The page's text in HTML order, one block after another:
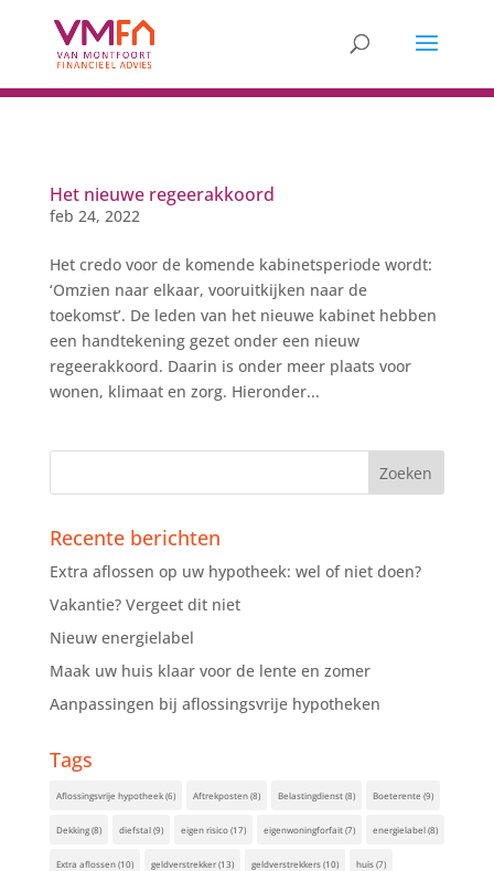
Het nieuwe regeerakkoord
feb 24, 2022
Het credo voor de komende kabinetsperiode wordt:
‘Omzien naar elkaar, vooruitkijken naar de
toekomst’. De leden van het nieuwe kabinet hebben
een handtekening gezet onder een nieuw
regeerakkoord. Daarin is onder meer plaats voor
wonen, klimaat en zorg. Hieronder...
Recente berichten
Extra aflossen op uw hypotheek: wel of niet doen?
Vakantie? Vergeet dit niet
Nieuw energielabel
Maak uw huis klaar voor de lente en zomer
Aanpassingen bij aflossingsvrije hypotheken
Tags
Aflossingsvrije hypotheek(6) Aftrekposten(8) Belastingdienst(8) Boeterente (9)
Dekking(8) diefstal(9) eigen risico(17) eigenwoningforfait(7) energielabel(8)
Extra aflossen(10) geldverstrekker(13) geldverstrekkers(10) huis(7)